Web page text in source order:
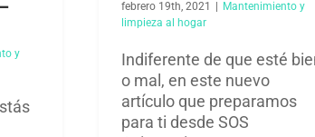
y
febrero 19th, 2021
Mantenimiento y
limpieza al hogar​
Indiferente de que esté
o mal, en este nuevo
artículo que preparamos
para ti desde SOS